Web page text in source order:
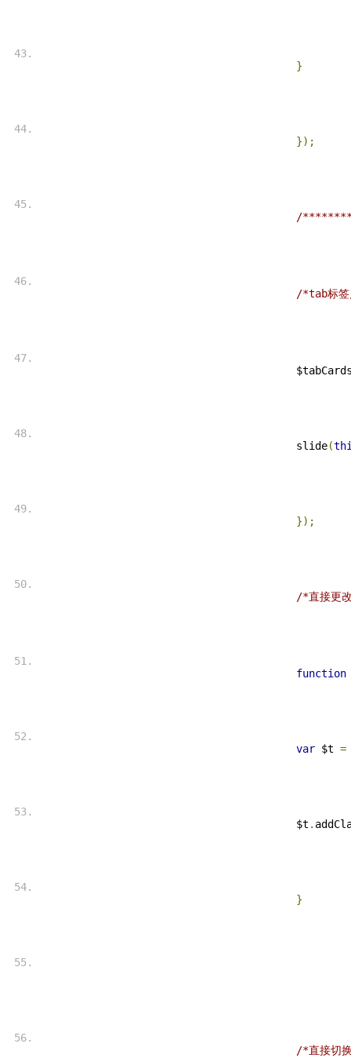
}
});
/
/*tab标
slide(
});
/*直接更
function
var $t =
$t .
}
/*直接切